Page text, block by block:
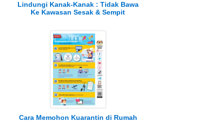
Lindungi Kanak-Kanak : Tidak Bawa
Ke Kawasan Sesak & Sempit
Cara Memohon Kuarantin di Rumah